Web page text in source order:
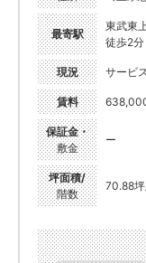
最寄駅
東武東
徒歩2分
現況 サービ
賃料
保証金・
敷金
ー
坪面積/
階数
70.88